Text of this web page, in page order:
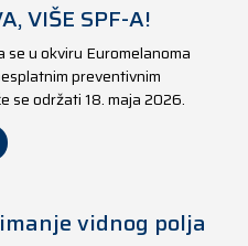
VIŠE SPF-A!
se u okviru Euromelanoma
preventivnim
se održati 18. maja 2026.
širom Crne Gore, kako u
zdravstvenim ustanovama.
vidnog polja